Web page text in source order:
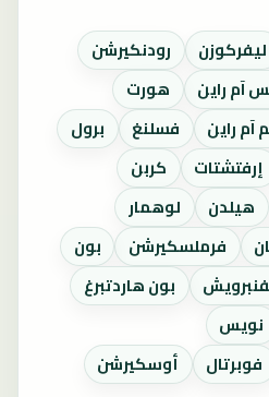
ليفركوزن
رودنكيرشن
آم راين
هورت
آم راين فسلنغ
برول
إرفتشتات
كربن
هيلدن
لوهمار
فرملسكيرشن
بون
بون هاردتبرغ
نويس
فوبرتال
أوسكيرشن